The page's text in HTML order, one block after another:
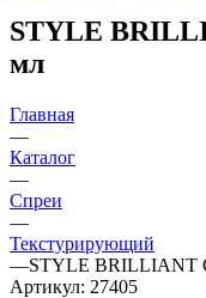
STYLE
мл
Главная
—
Каталог
—
Спреи
—
Текстурирующий
—STYLE BRILLIANT
Артикул: 27405